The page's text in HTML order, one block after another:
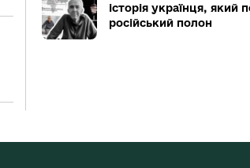
історія українця, який
російський полон